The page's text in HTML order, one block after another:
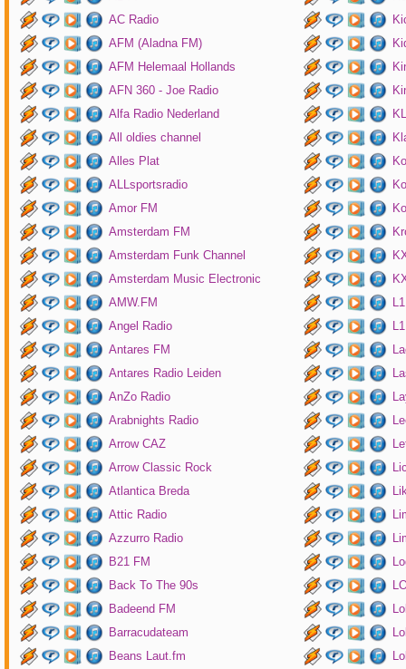
AC Radio
AFM (Aladna FM)
AFM Helemaal Hollands
AFN 360 - Joe Radio
Alfa Radio Nederland
All oldies channel
Alles Plat
ALLsportsradio
Amor FM
Amsterdam FM
Amsterdam Funk Channel
Amsterdam Music Electronic
AMW.FM
Angel Radio
Antares FM
Antares Radio Leiden
AnZo Radio
Arabnights Radio
Arrow CAZ
Arrow Classic Rock
Atlantica Breda
Attic Radio
Azzurro Radio
B21 FM
Back To The 90s
Badeend FM
Barracudateam
Beans Laut.fm